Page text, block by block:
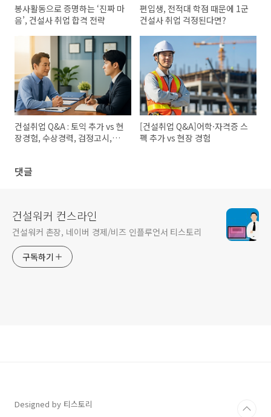
봉사활동으로 증명하는 ‘진짜 마
음’, 건설사 취업 합격 전략
편입생, 전적대 학점 때문에 1군
건설사 취업 걱정된다면?
건설취업 Q&A : 토익 추가 vs 현
장경험, 수상경력, 검정고시,
[건설취업 Q&A]어학·자격증 스
펙 추가 vs 현장 경험
댓글
건설워커 컨스라인
건설워커 촌장, 네이버 경제/비즈 인플루언서 티스토리
구독하기
Designed by 티스토리